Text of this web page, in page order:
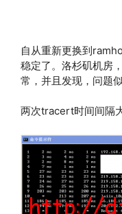
自从重新更换到
稳定了。洛杉矶机房
常，并且发现，问题
两次tracert时间间隔